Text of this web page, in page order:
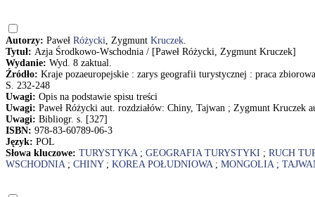
Autorzy: Paweł Różycki, Zygmunt Kruczek.
Tytuł: Azja Środkowo-Wschodnia / [Paweł Różycki, Zygmunt Kruczek]
Wydanie: Wyd. 8 zaktual.
Źródło: Kraje pozaeuropejskie : zarys geografii turystycznej : praca
S. 232-248
Uwagi: Opis na podstawie spisu treści
Uwagi: Paweł Różycki aut. rozdziałów: Chiny, Tajwan ; Zygmunt Kruczek
Uwagi: Bibliogr. s. [327]
ISBN: 978-83-60789-06-3
Język: POL
Słowa kluczowe: TURYSTYKA; GEOGRAFIA TURYSTYKI ; RUCH
WSCHODNIA; CHINY; KOREA POŁUDNIOWA; MONGOLIA;